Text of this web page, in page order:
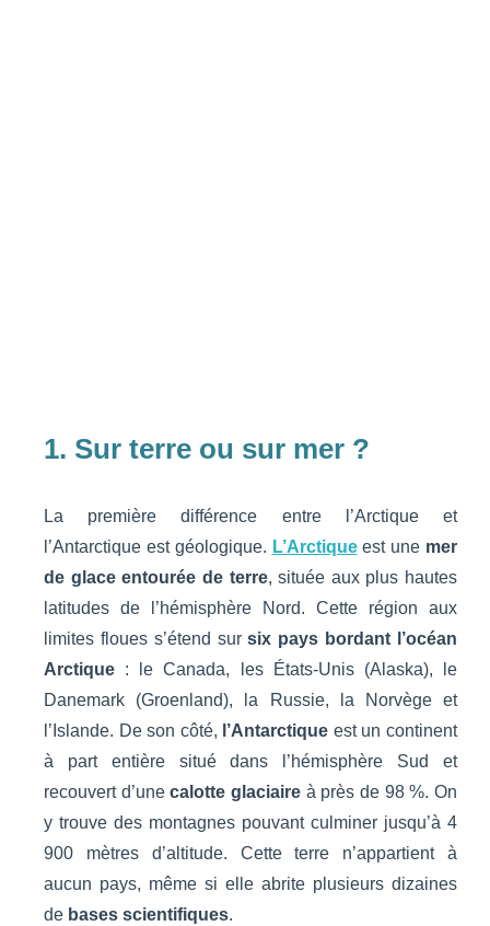
1. Sur terre ou sur mer ?
La première différence entre l’Arctique et
l’Antarctique est géologique. L’Arctiqueest une mer
de glace entourée de terre, située aux plus hautes
latitudes de l’hémisphère Nord. Cette région aux
limites floues s’étend sursix pays bordant l’océan
Arctique : le Canada, les États-Unis (Alaska), le
Danemark (Groenland), la Russie, la Norvège et
l’Islande. De son côté, l’Antarctique est un continent
à part entière situé dans l’hémisphère Sud et
recouvert d’unecalotte glaciaire à près de 98 %. On
y trouve des montagnes pouvant culminer jusqu’à 4
900 mètres d’altitude. Cette terre n’appartient à
aucun pays, même si elle abrite plusieurs dizaines
de bases scientifiques.